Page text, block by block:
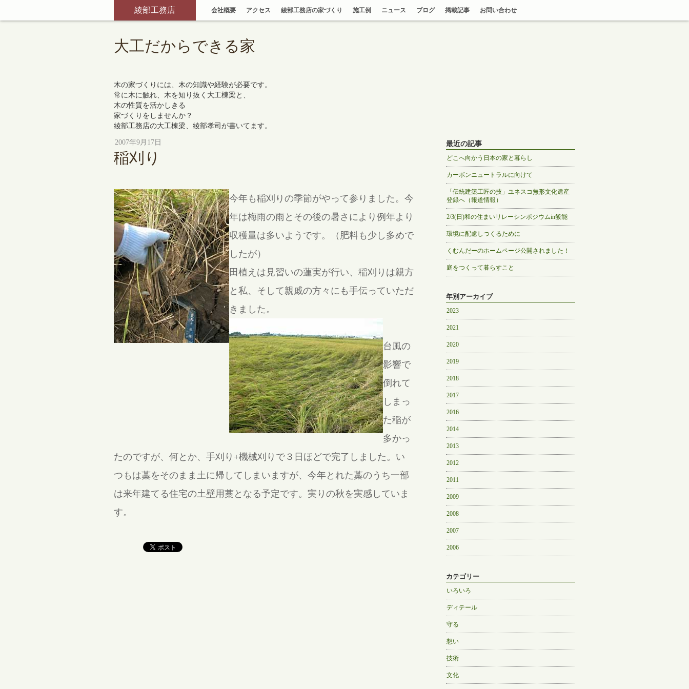
綾部工務店 会社概要 アクセス 綾部工務店の家づくり 施工例 ニュース ブログ 掲載記事 お問い合わせ
大工だからできる家
木の家づくりには、木の知識や経験が必要です。
常に木に触れ、木を知り抜く大工棟梁と、
木の性質を活かしきる
家づくりをしませんか？
綾部工務店の大工棟梁、綾部孝司が書いてます。
2007年9月17日
稲刈り
今年も稲刈りの季節がやって参りました。今
年は梅雨の雨とその後の暑さにより例年より
収穫量は多いようです。（肥料も少し多めで
したが）
田植えは見習いの蓮実が行い、稲刈りは親方
と私、そして親戚の方々にも手伝っていただ
きました。
台風の
影響で
倒れて
しまっ
た稲が
多かっ
たのですが、何とか、手刈り+機械刈りで３日ほどで完了しました。い
つもは藁をそのまま土に帰してしまいますが、今年とれた藁のうち一部
は来年建てる住宅の土壁用藁となる予定です。実りの秋を実感していま
す。
最近の記事
どこへ向かう日本の家と暮らし
カーボンニュートラルに向けて
「伝統建築工匠の技」ユネスコ無形文化遺産
登録へ（報道情報）
2/3(日)和の住まいリレーシンポジウムin飯能
環境に配慮しつくるために
くむんだーのホームページ公開されました！
庭をつくって暮らすこと
年別アーカイブ
2023
2021
2020
2019
2018
2017
2016
2014
2013
2012
2011
2009
2008
2007
2006
カテゴリー
いろいろ
ディテール
守る
想い
技術
文化